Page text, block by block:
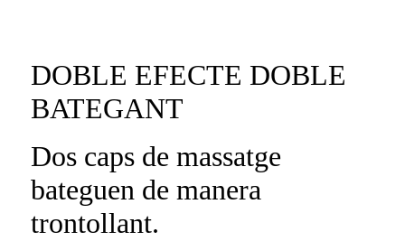
DOBLE EFECTE DOBLE
BATEGANT
Dos caps de massatge
bateguen de manera
trontollant.